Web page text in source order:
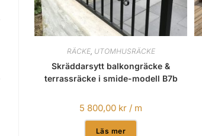
RÄCKE, UTOMHUSRÄCKE
Skräddarsytt balkongräcke &
terrassräcke i smide-modell B7b
5 800,00 kr / m
Läs mer